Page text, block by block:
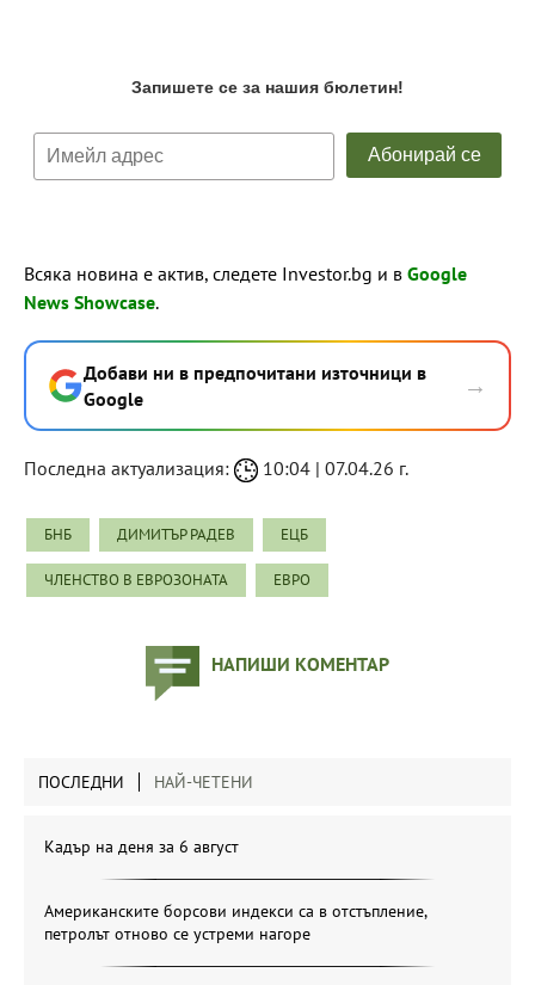
Всяка новина е актив, следете Investor.bg и в Google
News Showcase.
Добави ни в предпочитани източници в
Google
→
Последна актуализация: 10:04 | 07.04.26 г.
БНБ ДИМИТЪР РАДЕВ ЕЦБ
ЧЛЕНСТВО В ЕВРОЗОНАТА ЕВРО
НАПИШИ КОМЕНТАР
ПОСЛЕДНИ НАЙ-ЧЕТЕНИ
Кадър на деня за 6 август
Американските борсови индекси са в отстъпление,
петролът отново се устреми нагоре